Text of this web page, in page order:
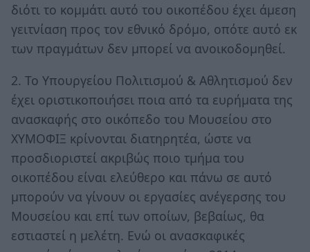
διότι το κομμάτι αυτό του οικοπέδου έχει άμεση
γειτνίαση προς τον εθνικό δρόμο, οπότε αυτό εκ
των πραγμάτων δεν μπορεί να ανοικοδομηθεί.
2. Το Υπουργείου Πολιτισμού & Αθλητισμού δεν
έχει οριστικοποιήσει ποια από τα ευρήματα της
ανασκαφής στο οικόπεδο του Μουσείου στο
ΧΥΜΟΦΙΞ κρίνονται διατηρητέα, ώστε να
προσδιοριστεί ακριβώς ποιο τμήμα του
οικοπέδου είναι ελεύθερο και πάνω σε αυτό
μπορούν να γίνουν οι εργασίες ανέγερσης του
Μουσείου και επί των οποίων, βεβαίως, θα
εστιαστεί η μελέτη. Ενώ οι ανασκαφικές